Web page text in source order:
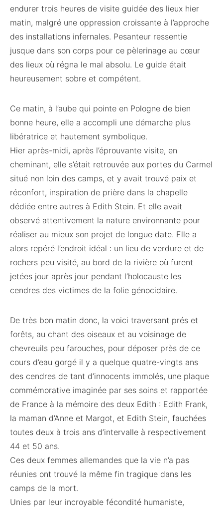
endurer trois heures de visite guidée des lieux hier
matin, malgré une oppression croissante à l’approche
des installations infernales. Pesanteur ressentie
jusque dans son corps pour ce pèlerinage au cœur
des lieux où régna le mal absolu. Le guide était
heureusement sobre et compétent.
Ce matin, à l’aube qui pointe en Pologne de bien
bonne heure, elle a accompli une démarche plus
libératrice et hautement symbolique.
Hier après-midi, après l’éprouvante visite, en
cheminant, elle s’était retrouvée aux portes du Carmel
situé non loin des camps, et y avait trouvé paix et
réconfort, inspiration de prière dans la chapelle
dédiée entre autres à Edith Stein. Et elle avait
observé attentivement la nature environnante pour
réaliser au mieux son projet de longue date. Elle a
alors repéré l’endroit idéal : un lieu de verdure et de
rochers peu visité, au bord de la rivière où furent
jetées jour après jour pendant l’holocauste les
cendres des victimes de la folie génocidaire.
De très bon matin donc, la voici traversant prés et
forêts, au chant des oiseaux et au voisinage de
chevreuils peu farouches, pour déposer près de ce
cours d’eau gorgé il y a quelque quatre-vingts ans
des cendres de tant d’innocents immolés, une plaque
commémorative imaginée par ses soins et rapportée
de France à la mémoire des deux Edith : Edith Frank,
la maman d’Anne et Margot, et Edith Stein, fauchées
toutes deux à trois ans d’intervalle à respectivement
44 et 50 ans.
Ces deux femmes allemandes que la vie n’a pas
réunies ont trouvé la même fin tragique dans les
camps de la mort.
Unies par leur incroyable fécondité humaniste,